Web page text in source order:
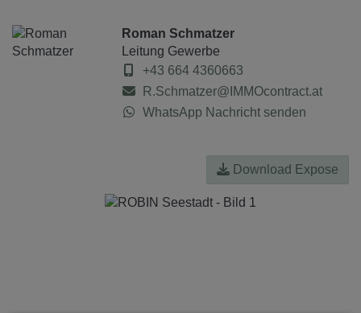
Roman Schmatzer
Leitung Gewerbe
+43 664 4360663
R.Schmatzer@IMMOcontract.at
WhatsApp Nachricht senden
Download Expose